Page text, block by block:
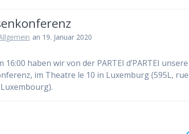
an 19. Januar 2020
16:00 haben wir von der PARTEI d’PARTEI
im Theatre le 10 in Luxemburg (595L,